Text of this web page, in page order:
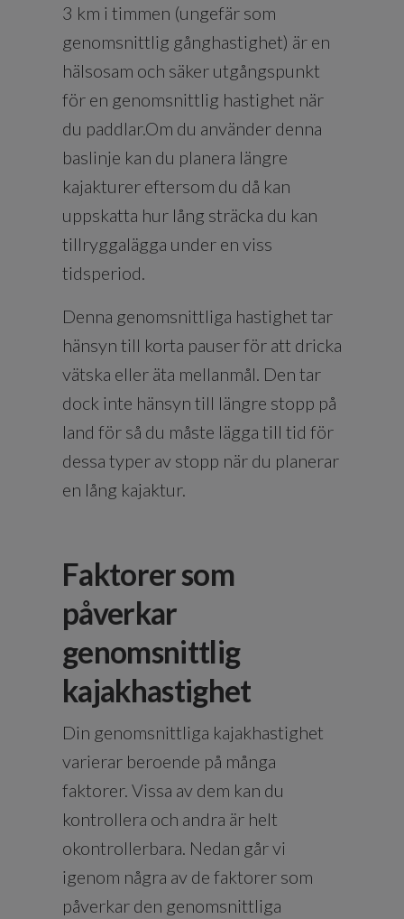
3 km i timmen (ungefär som
genomsnittlig gånghastighet) är en
hälsosam och säker utgångspunkt
för en genomsnittlig hastighet när
du paddlar.Om du använder denna
baslinje kan du planera längre
kajakturer eftersom du då kan
uppskatta hur lång sträcka du kan
tillryggalägga under en viss
tidsperiod.
Denna genomsnittliga hastighet tar
hänsyn till korta pauser för att dricka
vätska eller äta mellanmål. Den tar
dock inte hänsyn till längre stopp på
land för så du måste lägga till tid för
dessa typer av stopp när du planerar
en lång kajaktur.
Faktorer som
påverkar
genomsnittlig
kajakhastighet
Din genomsnittliga kajakhastighet
varierar beroende på många
faktorer. Vissa av dem kan du
kontrollera och andra är helt
okontrollerbara. Nedan går vi
igenom några av de faktorer som
påverkar den genomsnittliga